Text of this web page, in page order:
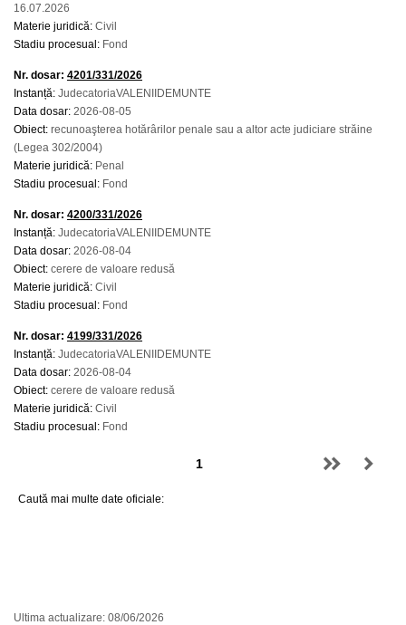
16.07.2026
Materie juridică: Civil
Stadiu procesual: Fond
Nr. dosar: 4201/331/2026
Instanță: JudecatoriaVALENIIDEMUNTE
Data dosar: 2026-08-05
Obiect: recunoaşterea hotărârilor penale sau a altor acte judiciare străine
(Legea 302/2004)
Materie juridică: Penal
Stadiu procesual: Fond
Nr. dosar: 4200/331/2026
Instanță: JudecatoriaVALENIIDEMUNTE
Data dosar: 2026-08-04
Obiect: cerere de valoare redusă
Materie juridică: Civil
Stadiu procesual: Fond
Nr. dosar: 4199/331/2026
Instanță: JudecatoriaVALENIIDEMUNTE
Data dosar: 2026-08-04
Obiect: cerere de valoare redusă
Materie juridică: Civil
Stadiu procesual: Fond
Caută mai multe date oficiale:
Ultima actualizare: 08/06/2026